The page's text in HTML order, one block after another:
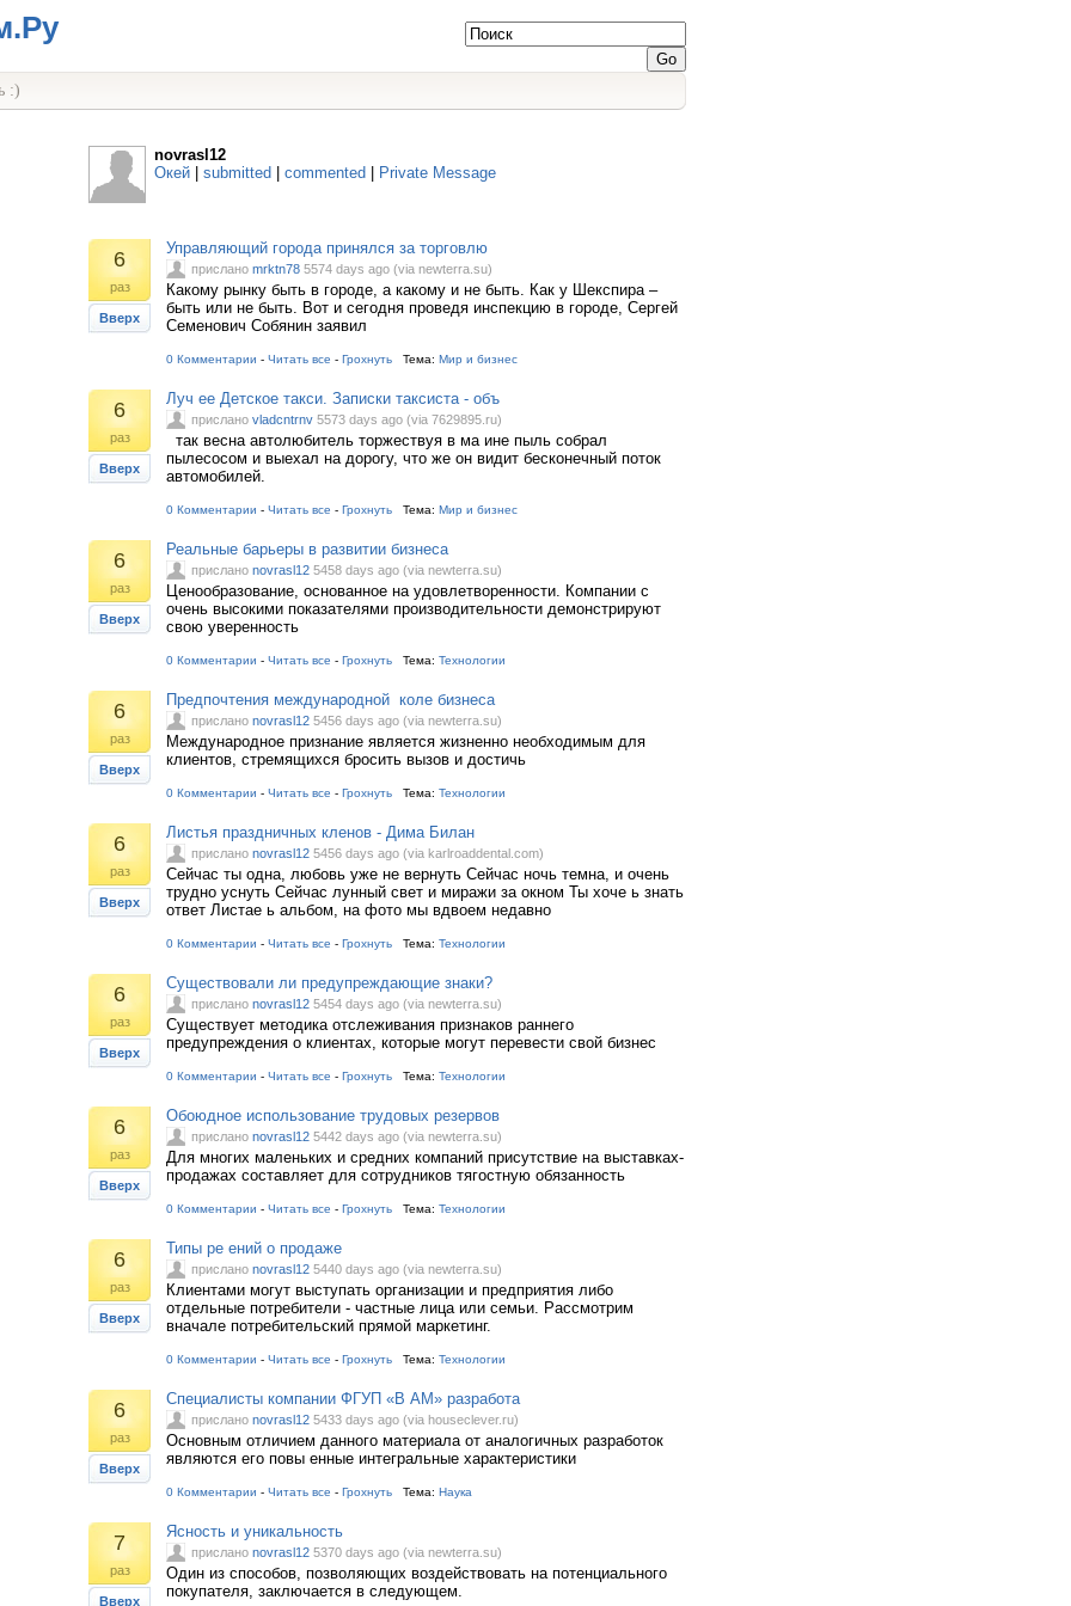
:)
novrasl12
Окей
submitted commented Private Message
6
раз
Вверх
Управляющий города принялся за торговлю
прислано mrktn78 5574 days ago (via newterra.su)
Какому рынку быть в городе, а какому и не быть. Как у Шекспира –
быть или не быть. Вот и сегодня проведя инспекцию в городе, Сергей
Семенович Собянин заявил
0 Комментарии - Читать все - Грохнуть Тема: Мир и бизнес
6
раз
Вверх
Луч ее Детское такси. Записки таксиста - объ
прислано vladcntrnv 5573 days ago (via 7629895.ru)
так весна автолюбитель торжествуя в ма ине пыль собрал
пылесосом и выехал на дорогу, что же он видит бесконечный поток
автомобилей.
0 Комментарии - Читать все - Грохнуть Тема: Мир и бизнес
6
раз
Вверх
Реальные барьеры в развитии бизнеса
прислано novrasl12 5458 days ago (via newterra.su)
Ценообразование, основанное на удовлетворенности. Компании с
очень высокими показателями производительности демонстрируют
свою уверенность
0 Комментарии - Читать все - Грохнуть Тема: Технологии
6
раз
Вверх
Предпочтения международной коле бизнеса
прислано novrasl12 5456 days ago (via newterra.su)
Международное признание является жизненно необходимым для
клиентов, стремящихся бросить вызов и достичь
0 Комментарии - Читать все - Грохнуть Тема: Технологии
6
раз
Вверх
Листья праздничных кленов - Дима Билан
прислано novrasl12 5456 days ago (via karlroaddental.com)
Сейчас ты одна, любовь уже не вернуть Сейчас ночь темна, и очень
трудно уснуть Сейчас лунный свет и миражи за окном Ты хоче ь знать
ответ Листае ь альбом, на фото мы вдвоем недавно
0 Комментарии - Читать все - Грохнуть Тема: Технологии
6
раз
Вверх
Существовали ли предупреждающие знаки?
прислано novrasl12 5454 days ago (via newterra.su)
Существует методика отслеживания признаков раннего
предупреждения о клиентах, которые могут перевести свой бизнес
0 Комментарии - Читать все - Грохнуть Тема: Технологии
6
раз
Вверх
Обоюдное использование трудовых резервов
прислано novrasl12 5442 days ago (via newterra.su)
Для многих маленьких и средних компаний присутствие на выставках-
продажах составляет для сотрудников тягостную обязанность
0 Комментарии - Читать все - Грохнуть Тема: Технологии
6
раз
Вверх
Типы ре ений о продаже
прислано novrasl12 5440 days ago (via newterra.su)
Клиентами могут выступать организации и предприятия либо
отдельные потребители - частные лица или семьи. Рассмотрим
вначале потребительский прямой маркетинг.
0 Комментарии - Читать все - Грохнуть Тема: Технологии
6
раз
Вверх
Cпециалисты компании ФГУП «В АМ» разработа
прислано novrasl12 5433 days ago (via houseclever.ru)
Основным отличием данного материала от аналогичных разработок
являются его повы енные интегральные характеристики
0 Комментарии - Читать все - Грохнуть Тема: Наука
7
раз
Вверх
Ясность и уникальность
прислано novrasl12 5370 days ago (via newterra.su)
Один из способов, позволяющих воздействовать на потенциального
покупателя, заключается в следующем.